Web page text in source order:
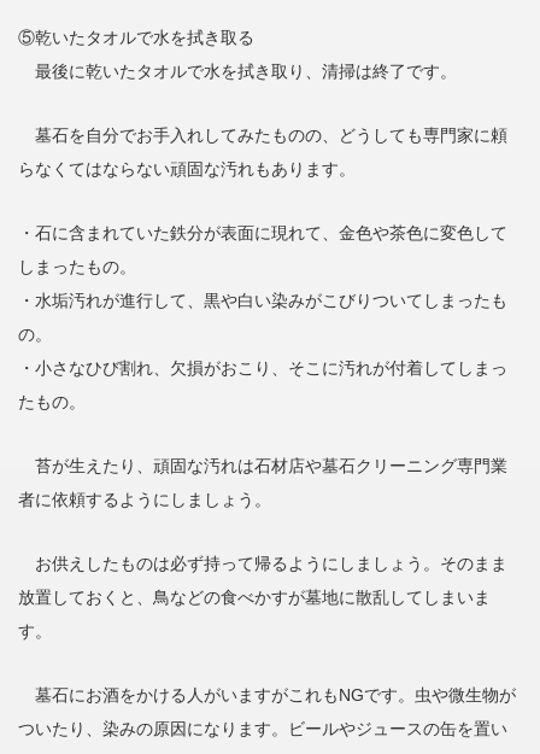
⑤乾いたタオルで水を拭き取る
最後に乾いたタオルで水を拭き取り、清掃は終了です。
墓石を自分でお手入れしてみたものの、どうしても専門家に頼
らなくてはならない頑固な汚れもあります。
・石に含まれていた鉄分が表面に現れて、金色や茶色に変色して
しまったもの。
・水垢汚れが進行して、黒や白い染みがこびりついてしまったも
の。
・小さなひび割れ、欠損がおこり、そこに汚れが付着してしまっ
たもの。
苔が生えたり、頑固な汚れは石材店や墓石クリーニング専門業
者に依頼するようにしましょう。
お供えしたものは必ず持って帰るようにしましょう。そのまま
放置しておくと、鳥などの食べかすが墓地に散乱してしまいま
す。
墓石にお酒をかける人がいますがこれもNGです。虫や微生物が
ついたり、染みの原因になります。ビールやジュースの缶を置い